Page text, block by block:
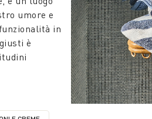
umore e
in
giusti è